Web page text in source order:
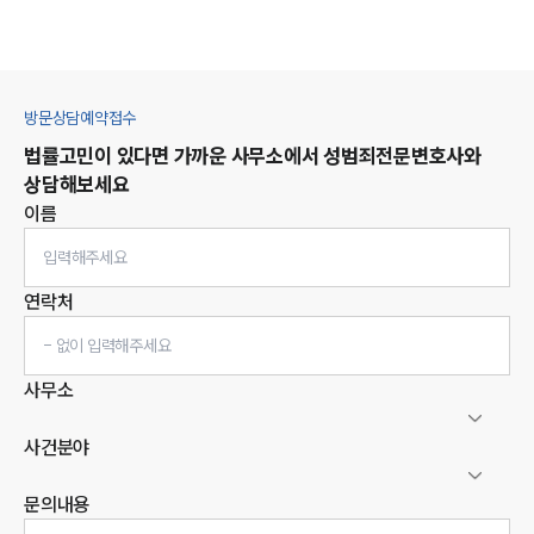
방문상담예약접수
법률고민이 있다면 가까운 사무소에서 성범죄전문변호사와
상담해보세요
이름
연락처
사무소
사건분야
문의내용